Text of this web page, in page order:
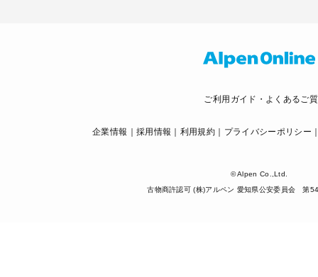
ご利用ガイド・よくあるご
企業情報 採用情報 利用規約 プライバシーポリシー
© Alpen Co.,Ltd.
古物商許認可 (株)アルペン 愛知県公安委員会 第